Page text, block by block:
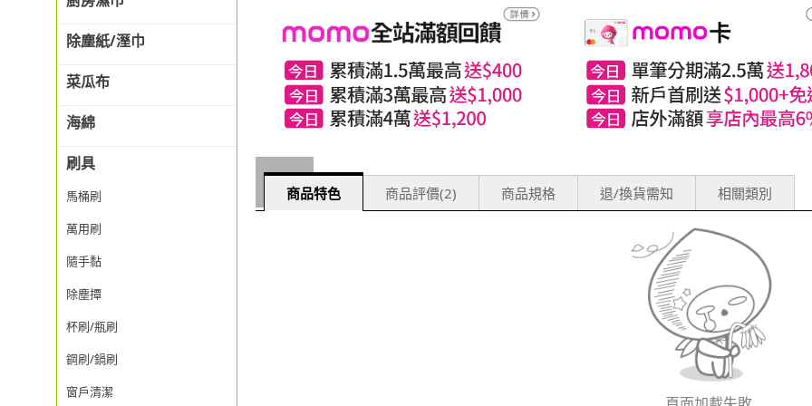
除塵紙/溼巾
菜瓜布
海綿
刷具
馬桶刷
萬用刷
隨手黏
除塵撢
杯刷/瓶刷
鋼刷/鍋刷
窗戶清潔
商品特色 商品評價(2) 商品規格 退/換貨需知 相關類別